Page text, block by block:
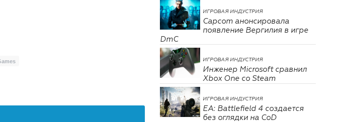
ИГРОВАЯ ИНДУСТРИЯ
Capcom анонсировала
появление Вергилия в игре
DmC
ИГРОВАЯ ИНДУСТРИЯ
Инженер Microsoft сравнил
Xbox One со Steam
ИГРОВАЯ ИНДУСТРИЯ
EA: Battlefield 4 создается
без оглядки на СoD